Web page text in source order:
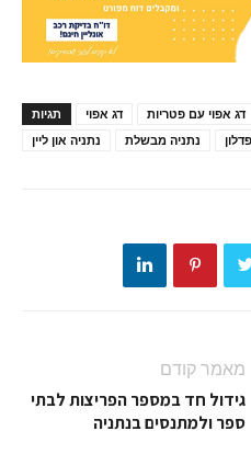
תגיות דג אפוי דג אפוי עם פטריות
נתניה און ליין
נתניה מבשלת
מאמר קודם
גידול חד במספר הפריצות לבתי
ספר ולמתנסים בנתניה